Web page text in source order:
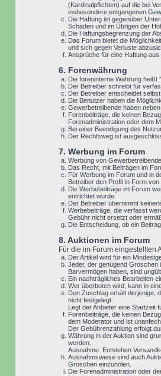
(Kardinalpflichten) auf die bei
insbesondere entgangenen
Die Haftung ist gegenüber
Schäden und im Übrigen der
Die Haftungsbegrenzung der
Das Forum bietet die
und sich gegen Verluste
Ansprüche für eine Haftung aus
6. Forenwährung
Die foreninterne Währung heißt
Der Betreiber schreibt für
Der Betreiber entscheidet
Die Benutzer haben die
Gewerbetreibende haben
Forenbeiträge, die keinen
Forenadministration oder dem
Bei einer Beendigung des
Der Rechtsweg ist
7. Werbung im Forum
Werbung von
Das Recht, mit Beiträgen im
Für Werbung im Forum und in
Betreiber den Profit in Form
Die Werbebeiträge im Forum
entrichtet wurde.
Der Betreiber übernimmt
Werbebeiträge, die verfasst
Gebühr nicht ersetzt oder
Die Entscheidung, ob ein
8. Auktionen im Forum
Für die im Forum eingestellten
Der Artikel wird für ein
Jeder, der genügend Groschen
Barvermögen haben, sind
Ein nachträgliches Bearbeiten
Wer überboten wird, kann in
Den Zuschlag erhält derjenige,
nicht festgelegt.
Legt der Anbieter eine Startzeit
Forenbeiträge, die keinen
dem Moderator und ist
Der Gebührenzahlung erfolgt
Währung in der Auktion sind
werden.
Ausnahme: Entstehen
Ausnahmsweise sind auch
Groschen einzuholen.
Die Forenadministration oder